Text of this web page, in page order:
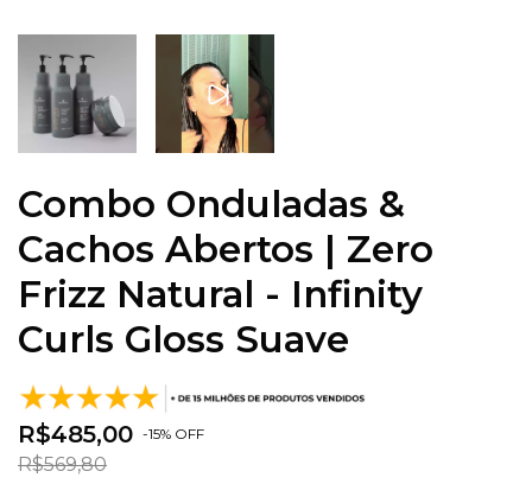
Combo Onduladas &
Cachos Abertos | Zero
Frizz Natural - Infinity
Curls Gloss Suave
R$485,00 -15% OFF
R$569,80